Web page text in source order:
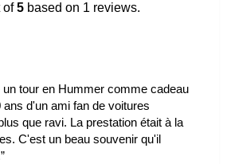
of5 based on 1 reviews.
tour en Hummer comme cadeau
d'un ami fan de voitures
que ravi. La prestation était à la
C'est un beau souvenir qu'il
”